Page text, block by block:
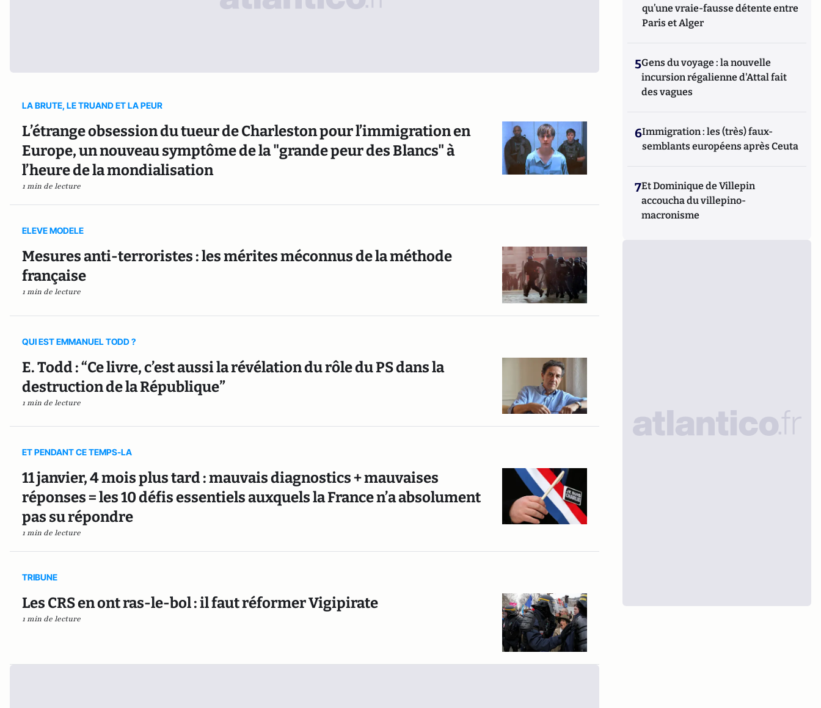
LA BRUTE, LE TRUAND ET LA PEUR
L’étrange obsession du tueur de Charleston pour l’immigration en
Europe, un nouveau symptôme de la "grande peur des Blancs" à
l’heure de la mondialisation
1 min de lecture
ELEVE MODELE
Mesures anti-terroristes : les mérites méconnus de la méthode
française
1 min de lecture
QUI EST EMMANUEL TODD ?
E. Todd : “Ce livre, c’est aussi la révélation du rôle du PS dans la
destruction de la République”
1 min de lecture
ET PENDANT CE TEMPS-LA
11 janvier, 4 mois plus tard : mauvais diagnostics + mauvaises
réponses = les 10 défis essentiels auxquels la France n’a absolument
pas su répondre
1 min de lecture
TRIBUNE
Les CRS en ont ras-le-bol : il faut réformer Vigipirate
1 min de lecture
qu’une vraie-fausse détente entre
Paris et Alger
5Gens du voyage : la nouvelle
incursion régalienne d'Attal fait
des vagues
6Immigration : les (très) faux-
semblants européens après Ceuta
7Et Dominique de Villepin
accoucha du villepino-
macronisme